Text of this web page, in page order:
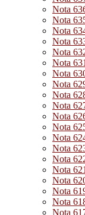
Nota
Nota
Nota
Nota
Nota
Nota
Nota
Nota
Nota
Nota
Nota
Nota
Nota
Nota
Nota
Nota
Nota
Nota
Nota
Nota